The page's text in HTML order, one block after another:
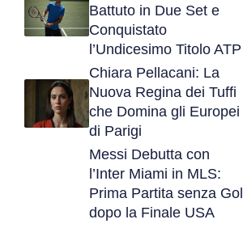
Battuto in Due Set e
Conquistato
l’Undicesimo Titolo ATP
Chiara Pellacani: La
Nuova Regina dei Tuffi
che Domina gli Europei
di Parigi
Messi Debutta con
l’Inter Miami in MLS:
Prima Partita senza Gol
dopo la Finale USA